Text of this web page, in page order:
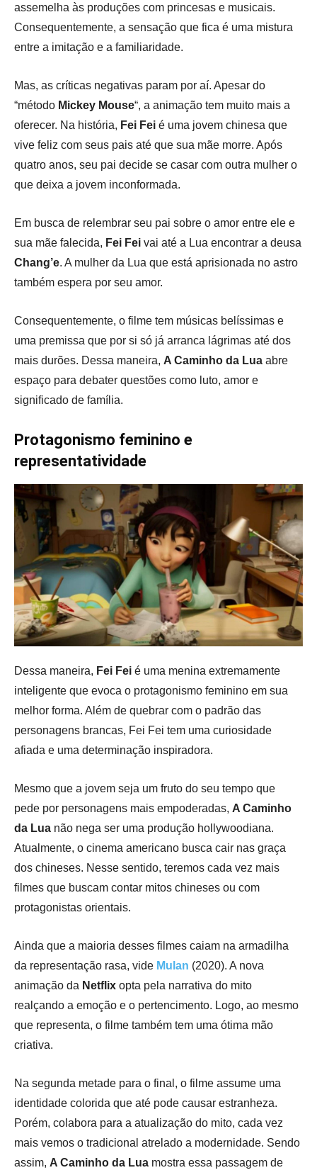
assemelha às produções com princesas e musicais.
Consequentemente, a sensação que fica é uma mistura
entre a imitação e a familiaridade.
Mas, as críticas negativas param por aí. Apesar do
“método Mickey Mouse“, a animação tem muito mais a
oferecer. Na história, Fei Fei é uma jovem chinesa que
vive feliz com seus pais até que sua mãe morre. Após
quatro anos, seu pai decide se casar com outra mulher o
que deixa a jovem inconformada.
Em busca de relembrar seu pai sobre o amor entre ele e
sua mãe falecida, Fei Fei vai até a Lua encontrar a deusa
Chang’e. A mulher da Lua que está aprisionada no astro
também espera por seu amor.
Consequentemente, o filme tem músicas belíssimas e
uma premissa que por si só já arranca lágrimas até dos
mais durões. Dessa maneira, A Caminho da Lua abre
espaço para debater questões como luto, amor e
significado de família.
Protagonismo feminino e
representatividade
Dessa maneira, Fei Fei é uma menina extremamente
inteligente que evoca o protagonismo feminino em sua
melhor forma. Além de quebrar com o padrão das
personagens brancas, Fei Fei tem uma curiosidade
afiada e uma determinação inspiradora.
Mesmo que a jovem seja um fruto do seu tempo que
pede por personagens mais empoderadas, A Caminho
da Lua não nega ser uma produção hollywoodiana.
Atualmente, o cinema americano busca cair nas graça
dos chineses. Nesse sentido, teremos cada vez mais
filmes que buscam contar mitos chineses ou com
protagonistas orientais.
Ainda que a maioria desses filmes caiam na armadilha
da representação rasa, vide Mulan (2020). A nova
animação da Netflix opta pela narrativa do mito
realçando a emoção e o pertencimento. Logo, ao mesmo
que representa, o filme também tem uma ótima mão
criativa.
Na segunda metade para o final, o filme assume uma
identidade colorida que até pode causar estranheza.
Porém, colabora para a atualização do mito, cada vez
mais vemos o tradicional atrelado a modernidade. Sendo
assim, A Caminho da Lua mostra essa passagem de